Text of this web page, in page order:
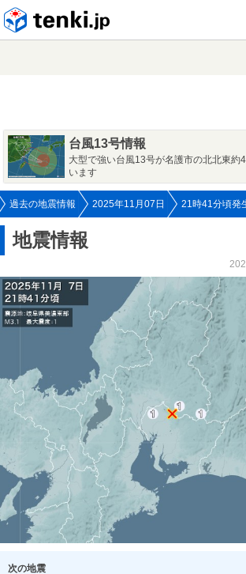
台風13号情報
大型で強い台風13号が名護市の北北東約
います
過去の地震情報 2025年11月07日 21時41分頃発
地震情報
次の地震